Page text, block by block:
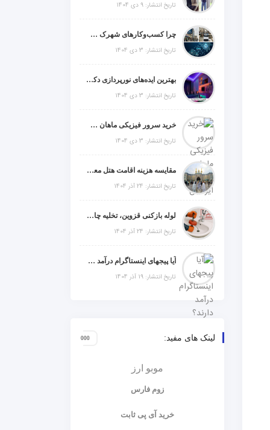
تاریخ انتشار: 9 دی 1404
چرا کسب‌وکارهای شهرک صنعتی چهاردانگه فوراً به طراحی سایت نیاز دارند؟
تاریخ انتشار: 3 دی 1404
بهترین ایده‌های نورپردازی دکوراتیو با ال ای دی برای منزل، فروشگاه و دفتر کار
تاریخ انتشار: 3 دی 1404
خرید سرور فیزیکی ماهان شبکه ایرانیان
تاریخ انتشار: 3 دی 1404
مقایسه هزینه اقامت هتل معمولی، میان‌رده یا 5 ستاره در سفر زیارتی عراق
تاریخ انتشار: 24 آذر 1404
لوله بازکنی قزوین، تخلیه چاه و خدمات تخصصی لوله‌کشی و تشخیص ترکیدگی
تاریخ انتشار: 24 آذر 1404
آیا پیجهای اینستاگرام درآمد دارند؟ راز موفقیت با استراتژی هوشمندانه
تاریخ انتشار: 19 آذر 1404
لینک های مفید:
موبو ارز
زوم فارس
خرید آی پی ثابت